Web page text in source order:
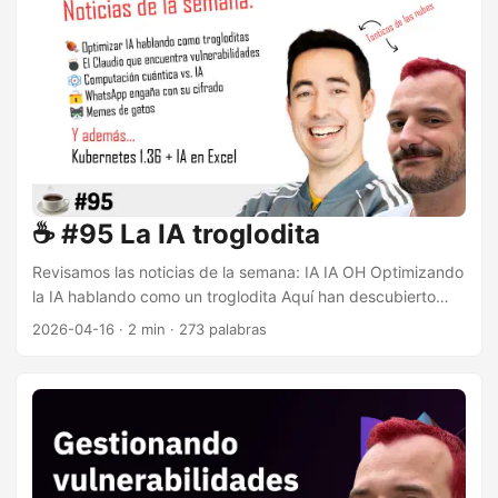
Python, ahora que vuelve a estar en boga. Noticias de la
semana El tozolón de la semana La semana pasada
Bluesky estuvo inaccesible a ratos. ...
☕️ #95 La IA troglodita
Revisamos las noticias de la semana: IA IA OH Optimizando
la IA hablando como un troglodita Aquí han descubierto
que si Claude habla como un troglodita… ¡Ahorra un 75%
(@helloitsmia.tech) • Instagram reel Lo que nos ha
recordado a este episodio de “The Office”. Kevin from The
Office - Small Words Los robots policía toman las calles
Robot police dogs powered by AI take over Atlanta’s
streets ...
2026-04-16 · 2 min · 273 palabras